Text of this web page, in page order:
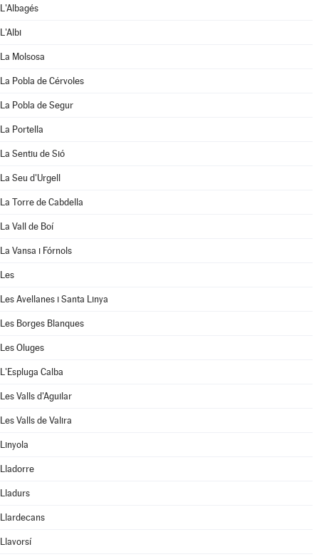
L'Albagés
L'Albi
La Molsosa
La Pobla de Cérvoles
La Pobla de Segur
La Portella
La Sentiu de Sió
La Seu d'Urgell
La Torre de Cabdella
La Vall de Boí
La Vansa i Fórnols
Les
Les Avellanes i Santa Linya
Les Borges Blanques
Les Oluges
L'Espluga Calba
Les Valls d'Aguilar
Les Valls de Valira
Linyola
Lladorre
Lladurs
Llardecans
Llavorsí